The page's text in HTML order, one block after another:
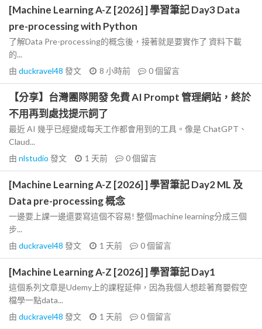
[Machine Learning A-Z [2026] ] 學習筆記 Day3 Data
pre-processing with Python
了解Data Pre-processing的概念後，接著就是要實作了 資料下載
的...
由 duckravel48 發文 8 小時前 0個留言
【分享】台灣團隊開發 免費 AI Prompt 管理網站，終於
不用再到處找提示詞了
最近 AI 幾乎已經變成每天工作都會用到的工具。像是 ChatGPT、
Claud...
由 nlstudio 發文 1 天前 0個留言
[Machine Learning A-Z [2026] ] 學習筆記 Day2 ML 及
Data pre-processing 概念
一邊要上課一邊還要寫這個不容易! 整個machine learning分成三個
步...
由 duckravel48 發文 1 天前 0個留言
[Machine Learning A-Z [2026] ] 學習筆記 Day1
這個系列文章是Udemy上的課程延伸，因為我個人想趁著育嬰假空
檔學一點data...
由 duckravel48 發文 1 天前 0個留言